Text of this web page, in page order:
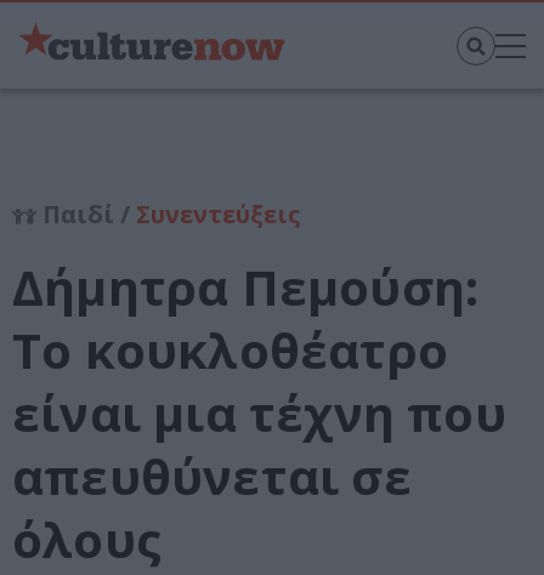
Παιδί / Συνεντεύξεις
Δήμητρα Πεμούση:
Το κουκλοθέατρο
είναι μια τέχνη που
απευθύνεται σε
όλους